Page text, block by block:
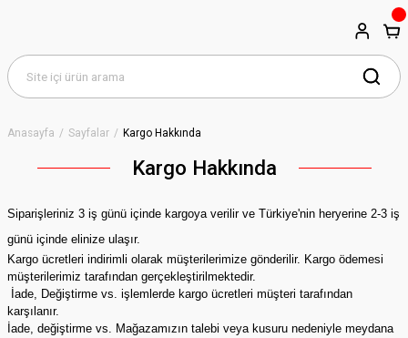
Anasayfa Sayfalar Kargo Hakkında
Kargo Hakkında
Siparişleriniz 3 iş günü içinde kargoya verilir ve Türkiye'nin heryerine 2-3 iş
günü içinde elinize ulaşır.
Kargo ücretleri indirimli olarak müşterilerimize gönderilir. Kargo ödemesi
müşterilerimiz tarafından gerçekleştirilmektedir.
İade, Değiştirme vs. işlemlerde kargo ücretleri müşteri tarafından
karşılanır.
İade, değiştirme vs. Mağazamızın talebi veya kusuru nedeniyle meydana